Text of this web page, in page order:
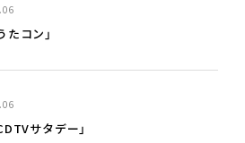
たコン」
サタデー」